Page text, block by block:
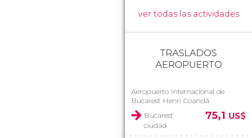
ver todas las actividades
TRASLADOS
AEROPUERTO
Aeropuerto Internacional de
Bucarest Henri Coandă
Bucarest
ciudad
75,1 US$